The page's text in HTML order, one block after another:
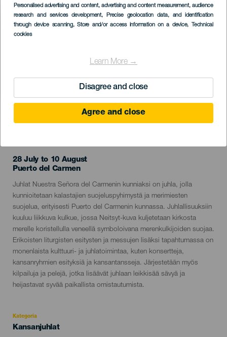
Personalised advertising and content, advertising and content measurement, audience
research and services development, Precise geolocation data, and identification
through device scanning, Store and/or access information on a device, Technical
cookies
Learn More →
Disagree and close
Agree and close
Imagen
Listado
28 July to 10 August
Localidad
Puerto del Carmen
Descripción
del
evento
Juhlat Nuestra Señora del Carmenin kunniaksi on juhla, jolla
kunnioitetaan kalastajien suojeluspyhimystä ja merimiesten
suojelua, erityisesti Puerto del Carmenin kunnassa. Juhlallisuuksiin
kuuluu liikkuva kulkue, jossa Neitsyt-kuva kuljetetaan kirkosta
merelle koristellulla veneellä symboloivana merenkulkijoiden suojaa.
Erikoisten liturgisten esitysten ja messujen lisäksi tapahtumassa on
monenlaista kulttuuri- ja juhlatoimintaa, kuten konsertteja,
kansanryhmien esityksiä ja kansantansseja. Järjestetään myös
kilpailuja ja pelejä, jotka lisäävät juhlaan leikkisää sävyä ja
heijastavat syvää paikallista omistautumista.
Kategoria
Categoría
Kansanjuhlat